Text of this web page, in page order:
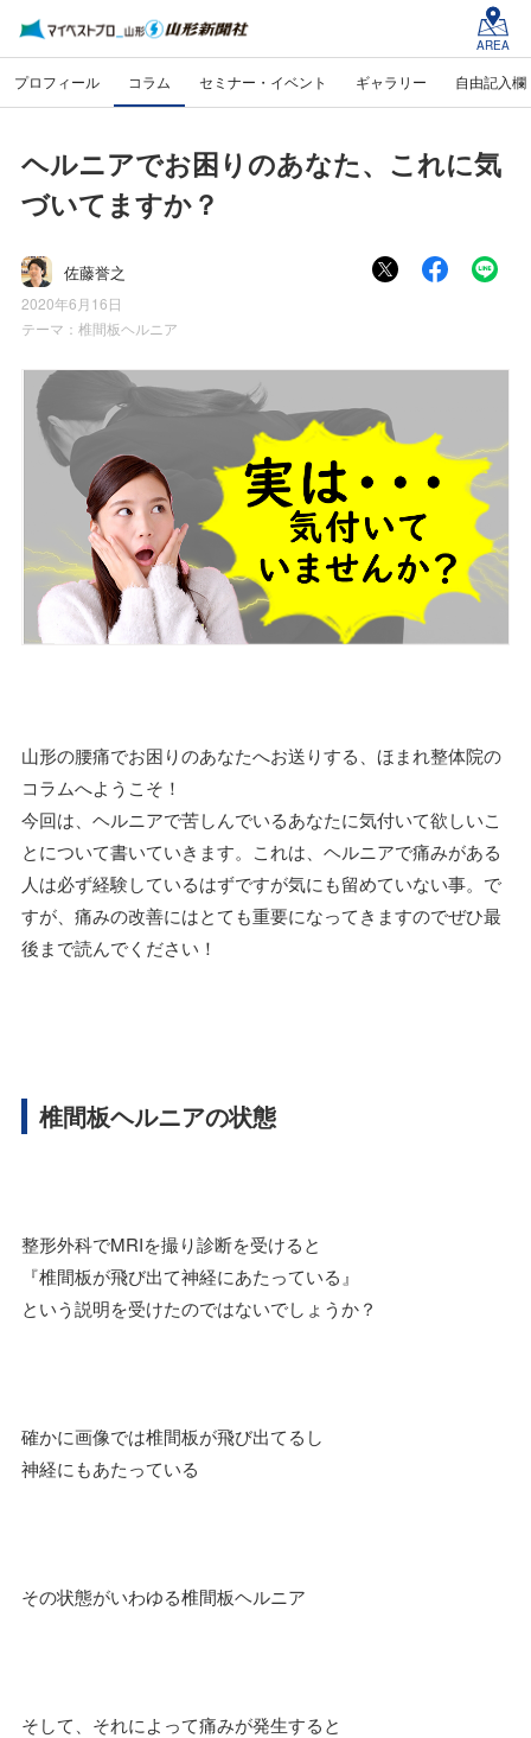
AREA
プロフィール コラム セミナー・イベント ギャラリー 自由記入欄
ヘルニアでお困りのあなた、これに気
づいてますか？
佐藤誉之
2020年6月16日
テーマ： 椎間板ヘルニア
山形の腰痛でお困りのあなたへお送りする、ほまれ整体院の
コラムへようこそ！
今回は、ヘルニアで苦しんでいるあなたに気付いて欲しいこ
とについて書いていきます。これは、ヘルニアで痛みがある
人は必ず経験しているはずですが気にも留めていない事。で
すが、痛みの改善にはとても重要になってきますのでぜひ最
後まで読んでください！
椎間板ヘルニアの状態
整形外科でMRIを撮り診断を受けると
『椎間板が飛び出て神経にあたっている』
という説明を受けたのではないでしょうか？
確かに画像では椎間板が飛び出てるし
神経にもあたっている
その状態がいわゆる椎間板ヘルニア
そして、それによって痛みが発生すると